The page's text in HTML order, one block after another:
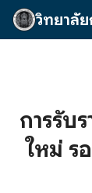
Skip
วิทยาลั
การรับ
ใหม่ ร